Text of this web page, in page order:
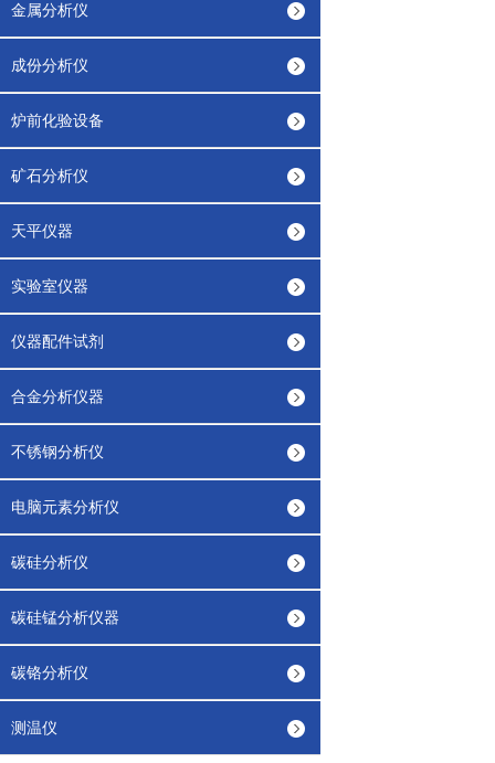
金属分析仪
成份分析仪
炉前化验设备
矿石分析仪
天平仪器
实验室仪器
仪器配件试剂
合金分析仪器
不锈钢分析仪
电脑元素分析仪
碳硅分析仪
碳硅锰分析仪器
碳铬分析仪
测温仪